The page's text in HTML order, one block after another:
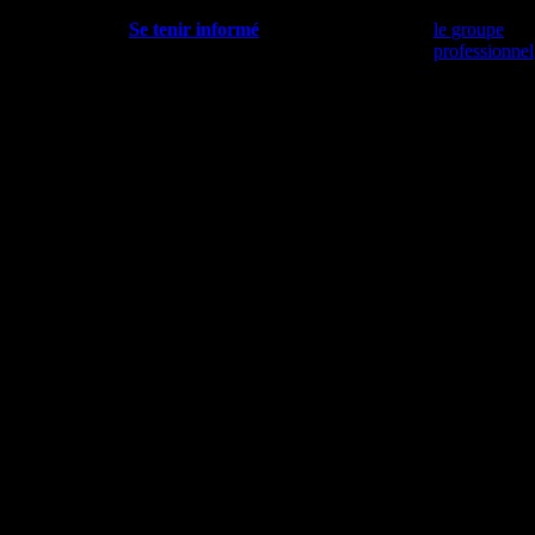
le groupe
professionnel
Se tenir informé